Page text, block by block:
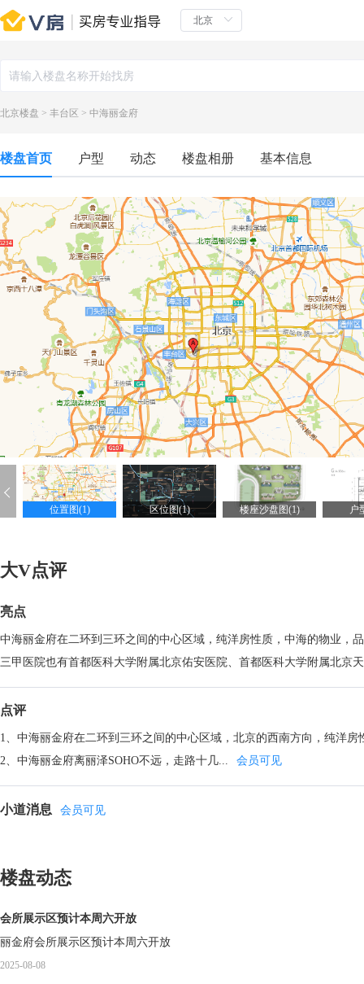
北京楼盘 > 丰台区 > 中海丽金府
楼盘首页 户型 动态 楼盘相册 基本信息
位置图(1) 区位图(1) 楼座沙盘图(1) 户
大V点评
亮点
中海丽金府在二环到三环之间的中心区域，纯洋房性质，中海的物业，
三甲医院也有首都医科大学附属北京佑安医院、首都医科大学附属北京
点评
1、中海丽金府在二环到三环之间的中心区域，北京的西南方向，纯洋
2、中海丽金府离丽泽SOHO不远，走路十几...
会员可见
小道消息 会员可见
楼盘动态
会所展示区预计本周六开放
丽金府会所展示区预计本周六开放
2025-08-08